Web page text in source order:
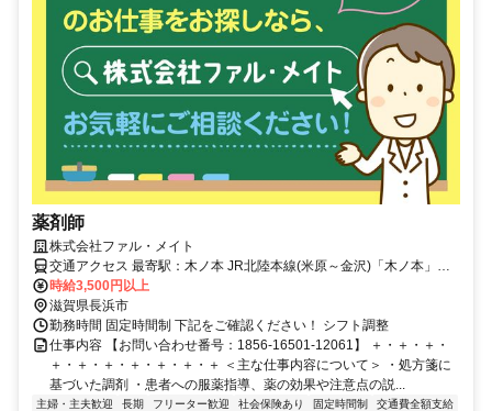
薬剤師
株式会社ファル・メイト
交通アクセス 最寄駅：木ノ本 JR北陸本線(米原～金沢)「木ノ本」か
ら徒歩12分
時給3,500円以上
滋賀県長浜市
勤務時間 固定時間制 下記をご確認ください！ シフト調整
仕事内容 【お問い合わせ番号：1856-16501-12061】 ＋・＋・＋・
＋・＋・＋・＋・＋・＋・＋ ＜主な仕事内容について＞ ・処方箋に
基づいた調剤 ・患者への服薬指導、薬の効果や注意点の説...
主婦・主夫歓迎 長期 フリーター歓迎 社会保険あり 固定時間制
交通費全額支給